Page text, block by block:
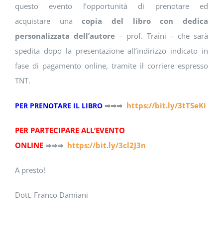
questo evento l’opportunità di prenotare ed
acquistare unacopia del libro
con dedica
personalizzata dell’autore– prof. Traini – che sarà
spedita dopo la presentazione all’indirizzo indicato in
fase di pagamento online, tramite il corriere espresso
TNT.
PER PRENOTARE IL LIBRO⇒⇒⇒ https://bit.ly/3tTSeKi
PER PARTECIPARE ALL’EVENTO
ONLINE ⇒⇒⇒ https://bit.ly/3cl2J3n
A presto!
Dott. Franco Damiani